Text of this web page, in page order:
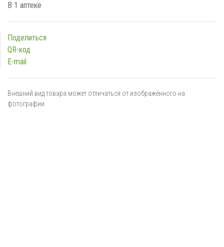
В 1 аптеке
Поделиться
QR-код
E-mail
Внешний вид товара может отличаться от изображённого на
фотографии